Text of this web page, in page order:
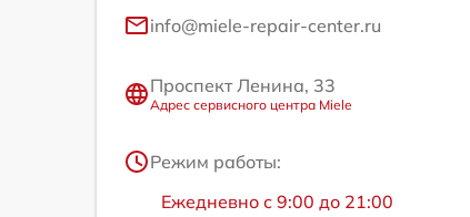
info@miele-repair-center.ru
Проспект Ленина, 33
Адрес сервисного центра Miele
Режим работы:
Ежедневно с 9:00 до 21:00